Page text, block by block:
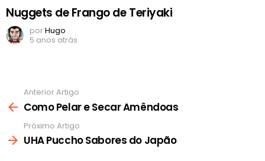
Nuggets de Frango de Teriyaki
porHugo
5 anos atrás
mais
Anterior Artigo
Como Pelar e Secar Amêndoas
Próximo Artigo
UHA Puccho Sabores do Japão